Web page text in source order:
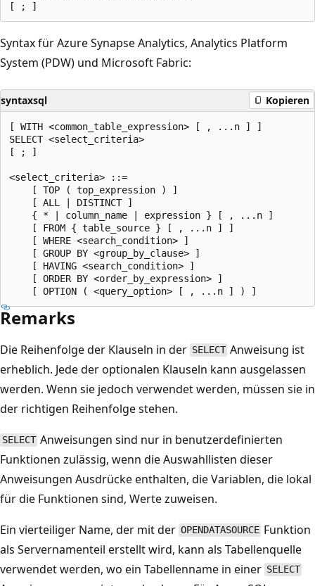
Syntax für Azure Synapse Analytics, Analytics Platform
System (PDW) und Microsoft Fabric:
syntaxsql Kopieren
[ WITH <common_table_expression> [ , ...n ] ]
SELECT <select_criteria>
[ ; ]
<select_criteria> ::=
    [ TOP ( top_expression ) ]
    [ ALL | DISTINCT ]
    { * | column_name | expression } [ , ...n ]
    [ FROM { table_source } [ , ...n ] ]
    [ WHERE <search_condition> ]
    [ GROUP BY <group_by_clause> ]
    [ HAVING <search_condition> ]
    [ ORDER BY <order_by_expression> ]
Remarks
Die Reihenfolge der Klauseln in der SELECT Anweisung ist
erheblich. Jede der optionalen Klauseln kann ausgelassen
werden. Wenn sie jedoch verwendet werden, müssen sie in
der richtigen Reihenfolge stehen.
SELECT Anweisungen sind nur in benutzerdefinierten
Funktionen zulässig, wenn die Auswahllisten dieser
Anweisungen Ausdrücke enthalten, die Variablen, die lokal
für die Funktionen sind, Werte zuweisen.
Ein vierteiliger Name, der mit der OPENDATASOURCE Funktion
als Servernamenteil erstellt wird, kann als Tabellenquelle
verwendet werden, wo ein Tabellenname in einer SELECT